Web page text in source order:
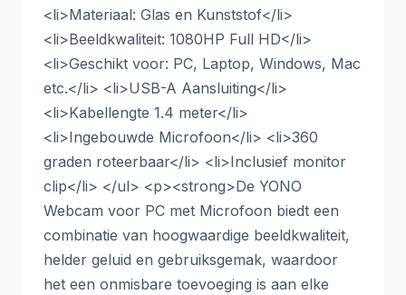
<li>Materiaal: Glas en Kunststof</li>
<li>Beeldkwaliteit: 1080HP Full HD</li>
<li>Geschikt voor: PC, Laptop, Windows, Mac
etc.</li> <li>USB-A Aansluiting</li>
<li>Kabellengte 1.4 meter</li>
<li>Ingebouwde Microfoon</li> <li>360
graden roteerbaar</li> <li>Inclusief monitor
clip</li> </ul> <p><strong>De YONO
Webcam voor PC met Microfoon biedt een
combinatie van hoogwaardige beeldkwaliteit,
helder geluid en gebruiksgemak, waardoor
het een onmisbare toevoeging is aan elke